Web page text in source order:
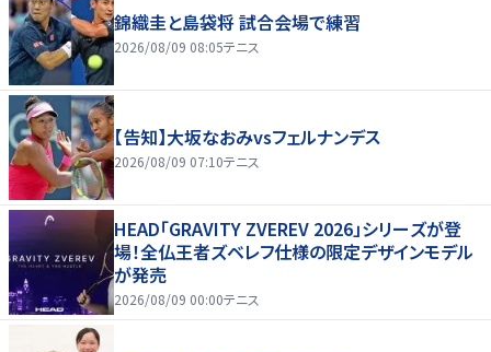
錦織圭と島袋将 試合会場で練習
2026/08/09 08:05テニス
【告知】大坂なおみvsフェルナンデス
2026/08/09 07:10テニス
HEAD「GRAVITY ZVEREV 2026」シリーズが登
場！全仏王者ズベレフ仕様の限定デザインモデル
が発売
2026/08/09 00:00テニス